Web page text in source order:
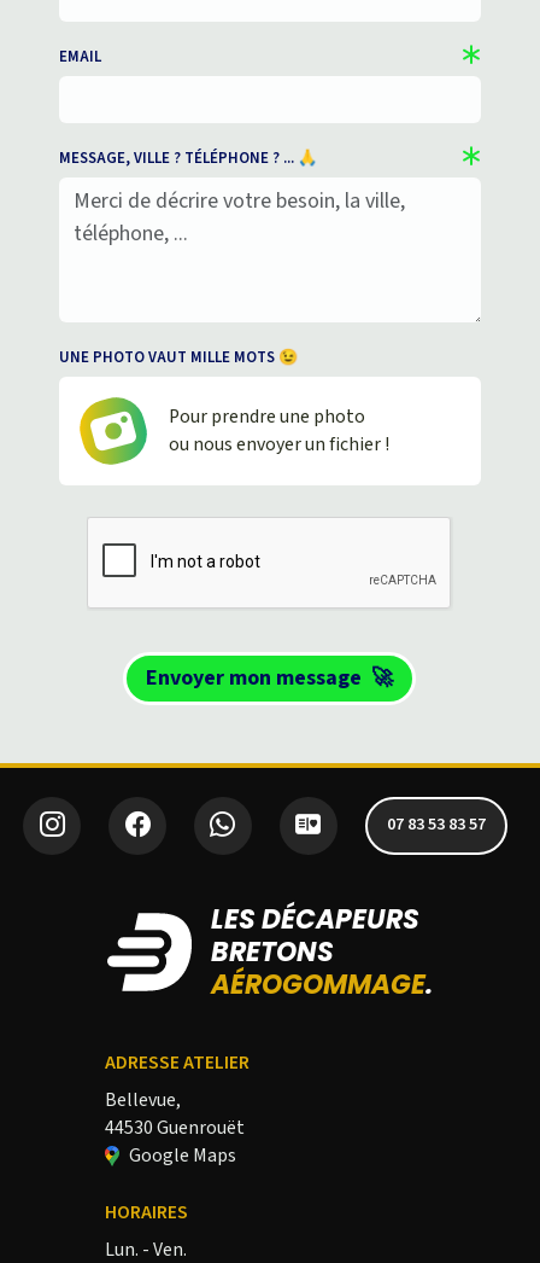
EMAIL
MESSAGE, VILLE ? TÉLÉPHONE ? ... 🙏
UNE PHOTO VAUT MILLE MOTS 😉
Pour prendre une photo
ou nous envoyer un fichier !
Envoyer mon message 🚀
07 83 53 83 57
LES DÉCAPEURS
BRETONS
AÉROGOMMAGE.
ADRESSE ATELIER
Bellevue,
44530 Guenrouët
Google Maps
HORAIRES
Lun. - Ven.